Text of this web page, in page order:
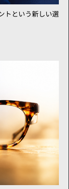
トという新しい選